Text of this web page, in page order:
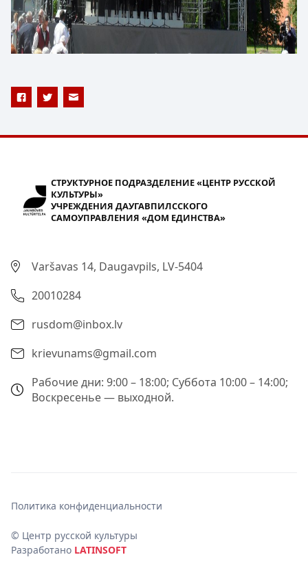
СТРУКТУРНОЕ ПОДРАЗДЕЛЕНИЕ «ЦЕНТР РУССКОЙ
КУЛЬТУРЫ»
УЧРЕЖДЕНИЯ ДАУГАВПИЛССКОГО
САМОУПРАВЛЕНИЯ «ДОМ ЕДИНСТВА»
Varšavas 14, Daugavpils, LV-5404
20010284
rusdom@inbox.lv
krievunams@gmail.com
Рабочие дни: 9:00 – 18:00; Суббота 10:00 – 14:00;
Воскресенье — выходной.
© Центр русской культуры
Разработано LATINSOFT
Политика конфиденциальности